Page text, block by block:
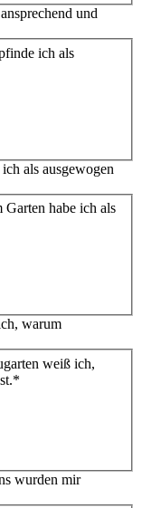
und
ich als
als ausgewogen
habe ich als
warum
weiß ich,
*
wurden mir